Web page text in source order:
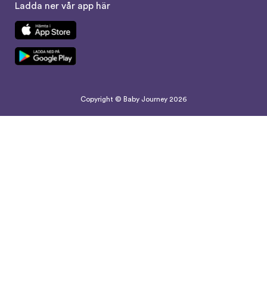
Ladda ner vår app här
Copyright © Baby Journey 2026